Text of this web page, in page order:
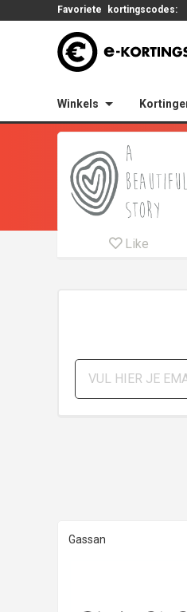
Favoriete kortingscodes:
Winkels
Like
Gassan